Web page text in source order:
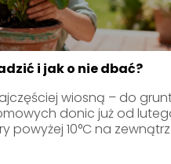
i jak o nie dbać?
wiosną – do
donic już od
powyżej 10°C na